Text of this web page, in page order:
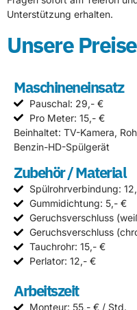
Unterstützung erhalten.
Unsere
Maschineneinsatz
Pauschal: 29,- €
Pro Meter: 15,- €
Beinhaltet: TV-Kamera,
Benzin-HD-Spülgerät
Zubehör / Material
Spülrohrverbindung:
Gummidichtung: 5,- €
Geruchsverschluss
Geruchsverschluss
Tauchrohr: 15,- €
Perlator: 12,- €
Arbeitszeit
Monteur: 55,- € / Std.